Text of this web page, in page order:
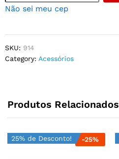
Não sei meu cep
SKU: 914
Category: Acessórios
Produtos Relacionados
25% de Desconto! -25%